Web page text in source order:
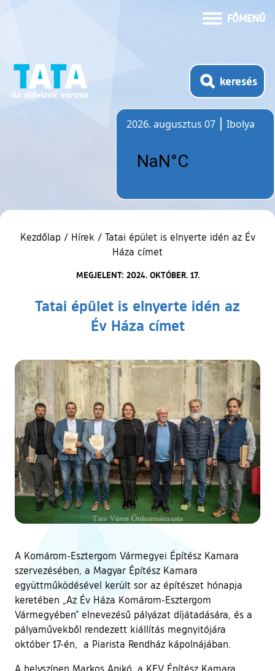
FŐMENÜ
keresés
2026. augusztus 07
Ibolya
Kezdőlap / Hírek / Tatai épület is elnyerte idén az Év
Háza címet
MEGJELENT: 2024. OKTÓBER. 17.
Tatai épület is elnyerte idén az
Év Háza címet
A Komárom-Esztergom Vármegyei Építész Kamara
szervezésében, a Magyar Építész Kamara
együttműködésével került sor az építészet hónapja
keretében „Az Év Háza Komárom-Esztergom
Vármegyében” elnevezésű pályázat díjátadására, és a
pályaművekből rendezett kiállítás megnyitójára
október 17-én, a Piarista Rendház kápolnájában.
A helyszínen Markos Anikó, a KEV Építész Kamara